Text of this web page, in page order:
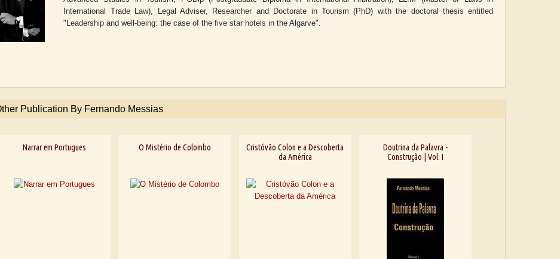
International Trade Law), Legal Adviser, Researcher and Doctorate in Tourism (PhD) with the doctoral thesis entitled
"Leadership and well-being: the case of the five star hotels in the Algarve".
Publication By Fernando Messias
Narrar em Portugues O Mistério de Colombo
Cristóvão Colon e a Descoberta
da América
Doutrina da Palavra -
Construção | Vol. I